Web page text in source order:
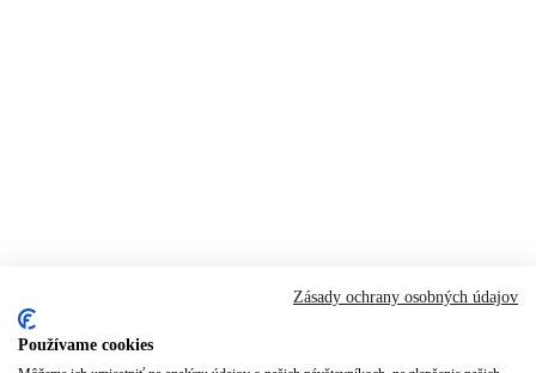
Zásady ochrany osobných údajov
Používame cookies